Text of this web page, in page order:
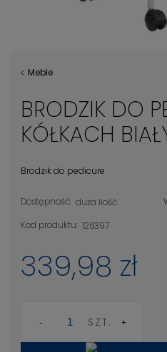
Meble
BRODZIK DO
KÓŁKACH
Brodzik do pedicure
Dostępność: duża ilość
Kod produktu: 126397
339,98 zł
SZT.